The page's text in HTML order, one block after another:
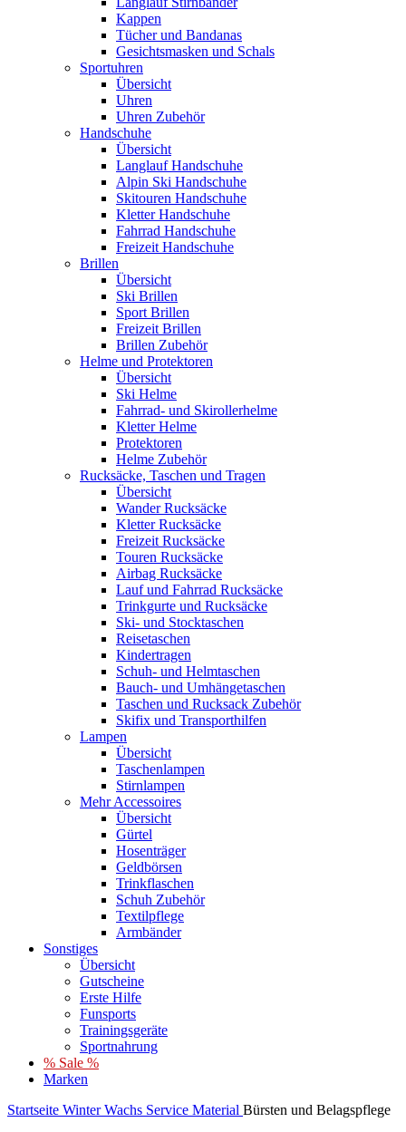
Kappen
Tücher und Bandanas
Gesichtsmasken und Schals
Sportuhren
Übersicht
Uhren
Uhren Zubehör
Handschuhe
Übersicht
Langlauf Handschuhe
Alpin Ski Handschuhe
Skitouren Handschuhe
Kletter Handschuhe
Fahrrad Handschuhe
Freizeit Handschuhe
Brillen
Übersicht
Ski Brillen
Sport Brillen
Freizeit Brillen
Brillen Zubehör
Helme und Protektoren
Übersicht
Ski Helme
Fahrrad- und Skirollerhelme
Kletter Helme
Protektoren
Helme Zubehör
Rucksäcke, Taschen und Tragen
Übersicht
Wander Rucksäcke
Kletter Rucksäcke
Freizeit Rucksäcke
Touren Rucksäcke
Airbag Rucksäcke
Lauf und Fahrrad Rucksäcke
Trinkgurte und Rucksäcke
Ski- und Stocktaschen
Reisetaschen
Kindertragen
Schuh- und Helmtaschen
Bauch- und Umhängetaschen
Taschen und Rucksack Zubehör
Skifix und Transporthilfen
Lampen
Übersicht
Taschenlampen
Stirnlampen
Mehr Accessoires
Übersicht
Gürtel
Hosenträger
Geldbörsen
Trinkflaschen
Schuh Zubehör
Textilpflege
Armbänder
Sonstiges
Übersicht
Gutscheine
Erste Hilfe
Funsports
Trainingsgeräte
Sportnahrung
% Sale %
Marken
Startseite Winter Wachs Service Material Bürsten und Belagspflege